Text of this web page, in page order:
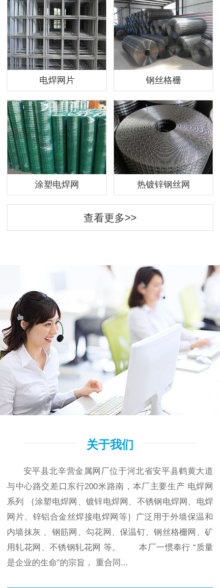
电焊网片 钢丝格栅
涂塑电焊网 热镀锌钢丝网
查看更多>>
关于我们
安平县北辛营金属网厂位于河北省安平县鹤黄大道
与中心路交差口东行200米路南，本厂主要生产 电焊网
系列 ｛涂塑电焊网、镀锌电焊网、不锈钢电焊网、电焊
网片、锌铝合金丝焊接电焊网等｝广泛用于外墙保温和
内墙抹灰 、钢筋网、勾花网、保温钉、钢丝格栅网、矿
用轧花网、不锈钢轧花网 等。 本厂一惯奉行 “质量
是企业的生命”的宗旨， 重合同...